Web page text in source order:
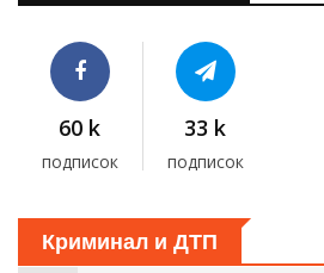
60 k
подписок
33 k
подписок
Криминал и ДТП